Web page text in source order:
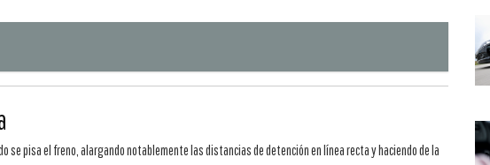
se pisa el freno, alargando notablemente las distancias de detención en línea recta y haciendo de la